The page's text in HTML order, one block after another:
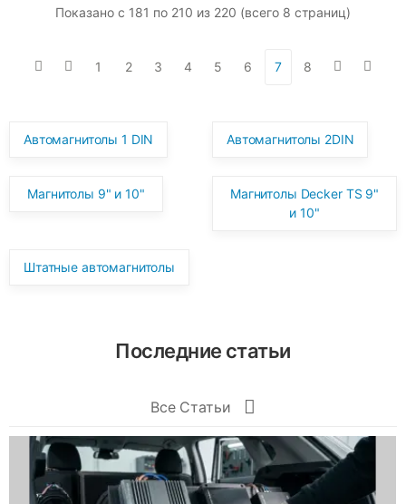
Показано с 181 по 210 из 220 (всего 8 страниц)
1 2 3 4 5 6 7 8
Автомагнитолы 1 DIN Автомагнитолы 2DIN
Магнитолы 9" и 10"
Магнитолы Decker TS 9"
и 10"
Штатные автомагнитолы
Последние статьи
Все Статьи